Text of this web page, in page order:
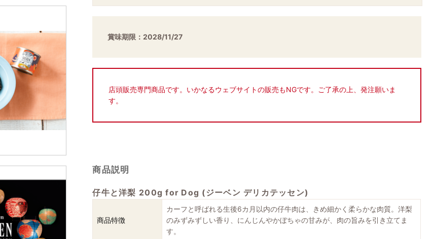
賞味期限：2028/11/27
店頭販売専門商品です。いかなるウェブサイトの販売もNGです。ご了承の上、発注願いま
す。
商品説明
仔牛と洋梨 200g for Dog (ジーベン デリカテッセン)
商品特徴
カーフと呼ばれる生後6カ月以内の仔牛肉は、きめ細かく柔らかな肉質。洋梨
のみずみずしい香り、にんじんやかぼちゃの甘みが、肉の旨みを引き立てま
す。